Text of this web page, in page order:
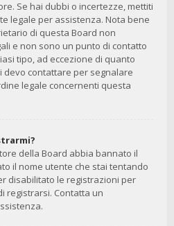
Se hai dubbi o incertezze, mettiti
legale per assistenza. Nota bene
di questa Board non
e non sono un punto di contatto
tipo, ad eccezione di quanto
devo contattare per segnalare
legale concernenti questa
della Board abbia bannato il
il nome utente che stai tentando
disabilitato le registrazioni per
registrarsi. Contatta un